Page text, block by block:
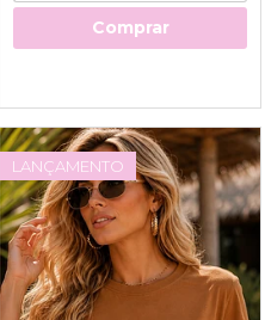
Comprar
LANÇAMENTO